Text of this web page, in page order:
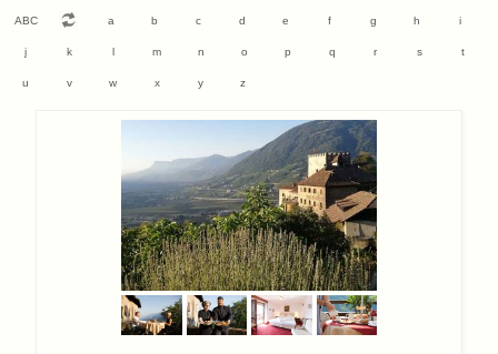
ABC a b c d e f g h i
j k l m n o p q r s t
u v w x y z